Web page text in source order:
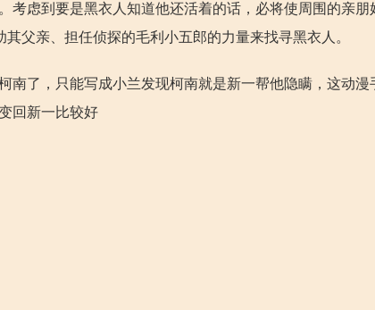
虑到要是黑衣人知道他还活着的话，必将使周围的亲朋
父亲、担任侦探的毛利小五郎的力量来找寻黑衣人。
南了，只能写成小兰发现柯南就是新一帮他隐瞒，这动漫
回新一比较好